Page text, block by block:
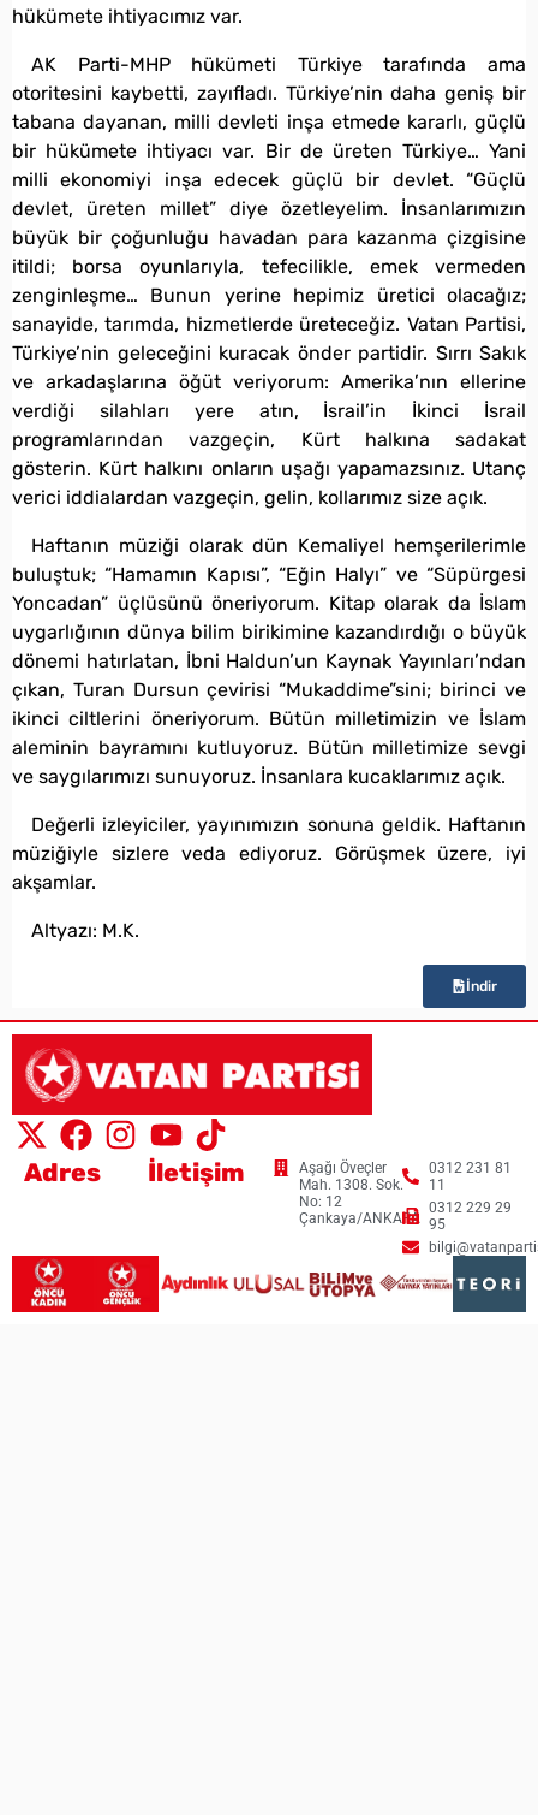
hükümete ihtiyacımız var.
AK Parti-MHP hükümeti Türkiye tarafında ama
otoritesini kaybetti, zayıfladı. Türkiye’nin daha geniş bir
tabana dayanan, milli devleti inşa etmede kararlı, güçlü
bir hükümete ihtiyacı var. Bir de üreten Türkiye… Yani
milli ekonomiyi inşa edecek güçlü bir devlet. “Güçlü
devlet, üreten millet” diye özetleyelim. İnsanlarımızın
büyük bir çoğunluğu havadan para kazanma çizgisine
itildi; borsa oyunlarıyla, tefecilikle, emek vermeden
zenginleşme… Bunun yerine hepimiz üretici olacağız;
sanayide, tarımda, hizmetlerde üreteceğiz. Vatan Partisi,
Türkiye’nin geleceğini kuracak önder partidir. Sırrı Sakık
ve arkadaşlarına öğüt veriyorum: Amerika’nın ellerine
verdiği silahları yere atın, İsrail’in İkinci İsrail
programlarından vazgeçin, Kürt halkına sadakat
gösterin. Kürt halkını onların uşağı yapamazsınız. Utanç
verici iddialardan vazgeçin, gelin, kollarımız size açık.
Haftanın müziği olarak dün Kemaliyel hemşerilerimle
buluştuk; “Hamamın Kapısı”, “Eğin Halyı” ve “Süpürgesi
Yoncadan” üçlüsünü öneriyorum. Kitap olarak da İslam
uygarlığının dünya bilim birikimine kazandırdığı o büyük
dönemi hatırlatan, İbni Haldun’un Kaynak Yayınları’ndan
çıkan, Turan Dursun çevirisi “Mukaddime”sini; birinci ve
ikinci ciltlerini öneriyorum. Bütün milletimizin ve İslam
aleminin bayramını kutluyoruz. Bütün milletimize sevgi
ve saygılarımızı sunuyoruz. İnsanlara kucaklarımız açık.
Değerli izleyiciler, yayınımızın sonuna geldik. Haftanın
müziğiyle sizlere veda ediyoruz. Görüşmek üzere, iyi
akşamlar.
Altyazı: M.K.
İndir
Adres
Aşağı Öveçler
Mah. 1308. Sok.
No: 12
Çankaya/ANKARA
İletişim
0312 231 81
11
0312 229 29
95